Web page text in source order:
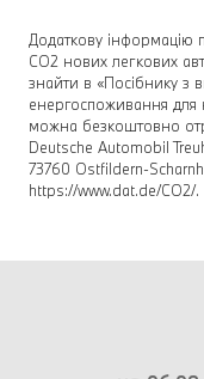
Додаткову інформацію
CO2 нових легкових
знайти в «Посібнику з
енергоспоживання для
можна безкоштовно
Deutsche Automobil
73760 Ostfildern-
https://www.dat.de/CO2/.